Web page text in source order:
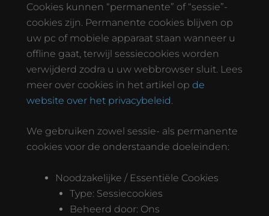
Cookies kunnen “permanente” of “sessie”-
cookies zijn. Permanente cookies blijven op
uw pc of mobiele apparaat staan wanneer u
offline gaat, terwijl sessiecookies worden
verwijderd zodra u uw webbrowser sluit. Lees
meer over cookies in het artikel op de
website over het privacybeleid.
We gebruiken zowel sessie- als permanente
cookies voor de onderstaande doeleinden:
Noodzakelijke / Essentiële Cookies
Type: Sessiecookies
Beheerd door: Ons